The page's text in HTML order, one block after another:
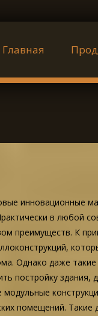
Главная
инновационные
в любой
преимуществ. К
Однако даже
постройку здания,
модульные
помещений.